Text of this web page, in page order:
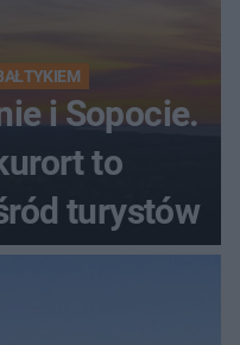
i Sopocie.
to
turystów